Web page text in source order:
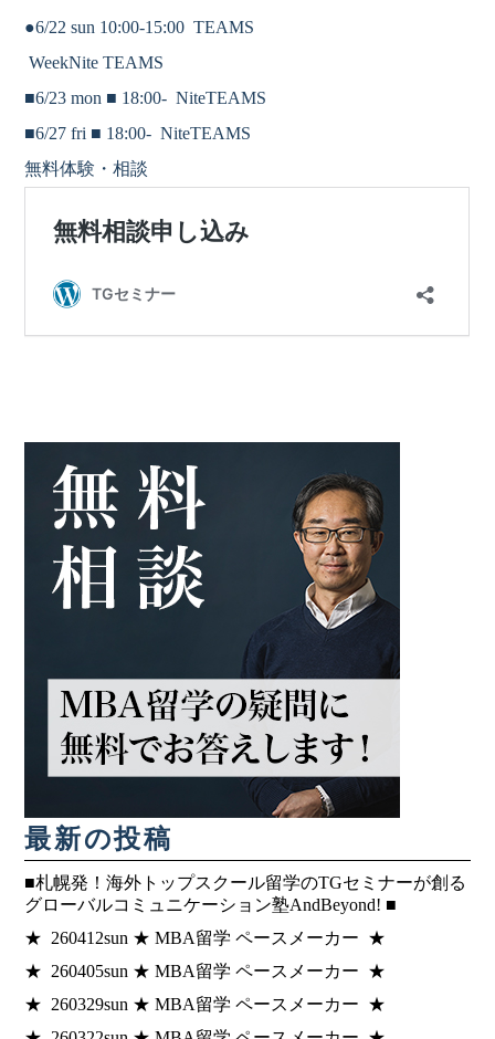
●6/22 sun 10:00-15:00 TEAMS
WeekNite TEAMS
■6/23 mon ■ 18:00-NiteTEAMS
■6/27 fri ■ 18:00-NiteTEAMS
無料体験・相談
最新の投稿
■札幌発！海外トップスクール留学のTGセミナーが創る
グローバルコミュニケーション塾AndBeyond! ■
★ 260412sun ★ MBA留学 ペースメーカー ★
★ 260405sun ★ MBA留学 ペースメーカー ★
★ 260329sun ★ MBA留学 ペースメーカー ★